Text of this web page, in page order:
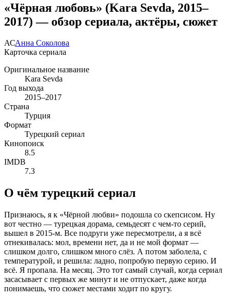
«Чёрная любовь» (Kara Sevda, 2015–
2017) — обзор сериала, актёры, сюжет
АСАнна Соколова
Карточка сериала
Оригинальное название
Kara Sevda
Год выхода
2015–2017
Страна
Турция
Формат
Турецкий сериал
Кинопоиск
8.5
IMDB
7.3
О чём турецкий сериал
Признаюсь, я к «Чёрной любви» подошла со скепсисом. Ну
вот честно — турецкая дорама, семьдесят с чем-то серий,
вышел в 2015-м. Все подруги уже пересмотрели, а я всё
отнекивалась: мол, времени нет, да и не мой формат —
слишком долго, слишком много слёз. А потом заболела, с
температурой, и решила: ладно, попробую первую серию. И
всё. Я пропала. На месяц. Это тот самый случай, когда сериал
засасывает с первых же минут и не отпускает, даже когда
понимаешь, что сюжет местами ходит по кругу.